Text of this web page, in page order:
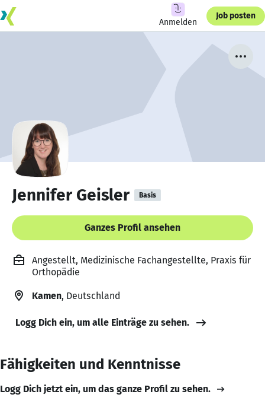
Anmelden
Job posten
Jennifer Geisler Basis
Ganzes Profil ansehen
Angestellt, Medizinische Fachangestellte, Praxis für
Orthopädie
Kamen, Deutschland
Logg Dich ein, um alle Einträge zu sehen.
Fähigkeiten und Kenntnisse
Logg Dich jetzt ein, um das ganze Profil zu sehen.